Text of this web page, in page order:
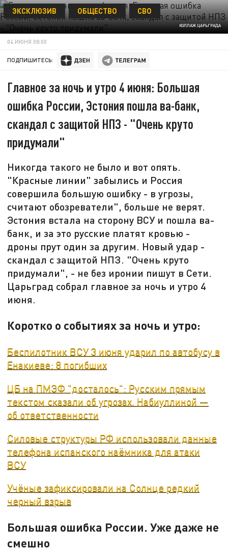
КОЛЛАЖ ЦАРЬГРАДА
ЭКСКЛЮЗИВ ОБЩЕСТВО СВО
04 ИЮНЯ 08:00
ПОДПИШИТЕСЬ:
Главное за ночь и утро 4 июня: Большая
ошибка России, Эстония пошла ва-банк,
скандал с защитой НПЗ - "Очень круто
придумали"
Никогда такого не было и вот опять.
"Красные линии" забылись и Россия
совершила большую ошибку - в угрозы,
считают обозреватели", больше не верят.
Эстония встала на сторону ВСУ и пошла ва-
банк, и за это русские платят кровью -
дроны прут один за другим. Новый удар -
скандал с защитой НПЗ. "Очень круто
придумали", - не без иронии пишут в Сети.
Царьград собрал главное за ночь и утро 4
июня.
Коротко о событиях за ночь и утро:
Беспилотник ВСУ 3 июня ударил по автобусу в
Енакиеве: 8 погибших
ЦБ на ПМЭФ "досталось": Русским прямым
текстом сказали об угрозах. Набиуллиной —
об ответственности
Силовые структуры РФ использовали данные
телефона испанского наёмника для атаки
ВСУ
Учёные зафиксировали на Солнце редкий
черный взрыв
Большая ошибка России. Уже даже не
смешно